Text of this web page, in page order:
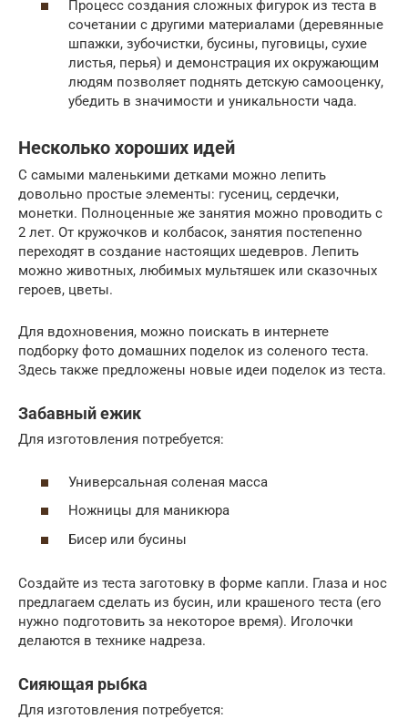
Процесс создания сложных фигурок из теста в
сочетании с другими материалами (деревянные
шпажки, зубочистки, бусины, пуговицы, сухие
листья, перья) и демонстрация их окружающим
людям позволяет поднять детскую самооценку,
убедить в значимости и уникальности чада.
Несколько хороших идей
С самыми маленькими детками можно лепить
довольно простые элементы: гусениц, сердечки,
монетки. Полноценные же занятия можно проводить с
2 лет. От кружочков и колбасок, занятия постепенно
переходят в создание настоящих шедевров. Лепить
можно животных, любимых мультяшек или сказочных
героев, цветы.
Для вдохновения, можно поискать в интернете
подборку фото домашних поделок из соленого теста.
Здесь также предложены новые идеи поделок из теста.
Забавный ежик
Для изготовления потребуется:
Универсальная соленая масса
Ножницы для маникюра
Бисер или бусины
Создайте из теста заготовку в форме капли. Глаза и нос
предлагаем сделать из бусин, или крашеного теста (его
нужно подготовить за некоторое время). Иголочки
делаются в технике надреза.
Сияющая рыбка
Для изготовления потребуется: